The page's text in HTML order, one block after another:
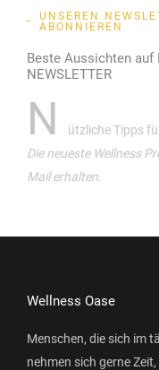
UNSEREN
ABONNIEREN
Beste Aussichten auf
NEWSLETTER
N
ützliche Tipps
Die neueste Wellness
Mail erhalten.
Wellness Oase
Menschen, die sich im
nehmen sich gerne